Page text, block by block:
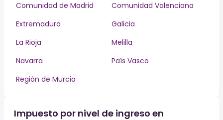
Comunidad de Madrid
Comunidad Valenciana
Extremadura
Galicia
La Rioja
Melilla
Navarra
País Vasco
Región de Murcia
Impuesto por nivel de ingreso en